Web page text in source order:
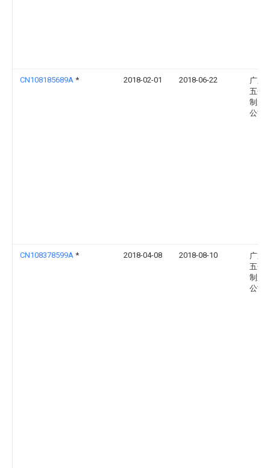
CN108185689A * 2018-02-01 2018-06-22
广东
五金
制造
公司
CN108378599A * 2018-04-08 2018-08-10
广东
五金
制造
公司